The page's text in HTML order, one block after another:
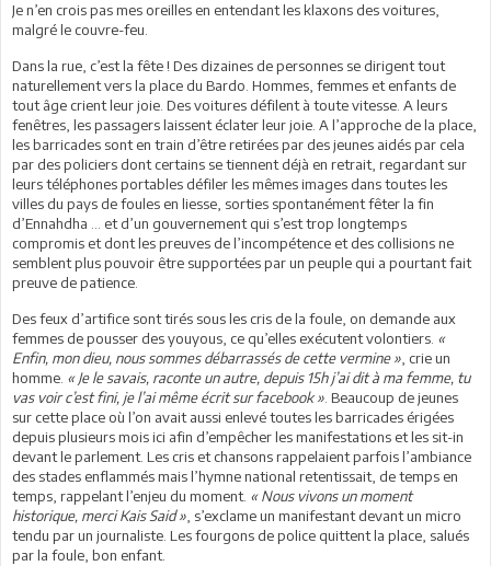
Je n’en crois pas mes oreilles en entendant les klaxons des voitures,
malgré le couvre-feu.
Dans la rue, c’est la fête ! Des dizaines de personnes se dirigent tout
naturellement vers la place du Bardo. Hommes, femmes et enfants de
tout âge crient leur joie. Des voitures défilent à toute vitesse. A leurs
fenêtres, les passagers laissent éclater leur joie. A l’approche de la place,
les barricades sont en train d’être retirées par des jeunes aidés par cela
par des policiers dont certains se tiennent déjà en retrait, regardant sur
leurs téléphones portables défiler les mêmes images dans toutes les
villes du pays de foules en liesse, sorties spontanément fêter la fin
d’Ennahdha … et d’un gouvernement qui s’est trop longtemps
compromis et dont les preuves de l’incompétence et des collisions ne
semblent plus pouvoir être supportées par un peuple qui a pourtant fait
preuve de patience.
Des feux d’artifice sont tirés sous les cris de la foule, on demande aux
femmes de pousser des youyous, ce qu’elles exécutent volontiers. «
Enfin, mon dieu, nous sommes débarrassés de cette vermine » , crie un
homme. « Je le savais, raconte un autre, depuis 15h j’ai dit à ma femme, tu
vas voir c’est fini, je l’ai même écrit sur facebook » . Beaucoup de jeunes
sur cette place où l’on avait aussi enlevé toutes les barricades érigées
depuis plusieurs mois ici afin d’empêcher les manifestations et les sit-in
devant le parlement. Les cris et chansons rappelaient parfois l’ambiance
des stades enflammés mais l’hymne national retentissait, de temps en
temps, rappelant l’enjeu du moment. « Nous vivons un moment
historique, merci Kais Said » , s’exclame un manifestant devant un micro
tendu par un journaliste. Les fourgons de police quittent la place, salués
par la foule, bon enfant.